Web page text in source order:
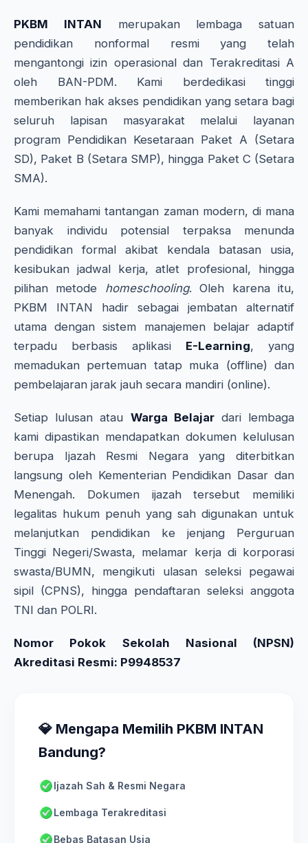
PKBM INTAN merupakan lembaga satuan
pendidikan nonformal resmi yang telah
mengantongi izin operasional dan Terakreditasi A
oleh BAN-PDM. Kami berdedikasi tinggi
memberikan hak akses pendidikan yang setara bagi
seluruh lapisan masyarakat melalui layanan
program Pendidikan Kesetaraan Paket A (Setara
SD), Paket B (Setara SMP), hingga Paket C (Setara
SMA).
Kami memahami tantangan zaman modern, di mana
banyak individu potensial terpaksa menunda
pendidikan formal akibat kendala batasan usia,
kesibukan jadwal kerja, atlet profesional, hingga
pilihan metode homeschooling. Oleh karena itu,
PKBM INTAN hadir sebagai jembatan alternatif
utama dengan sistem manajemen belajar adaptif
terpadu berbasis aplikasi E-Learning, yang
memadukan pertemuan tatap muka (offline) dan
pembelajaran jarak jauh secara mandiri (online).
Setiap lulusan atau Warga Belajardari lembaga
kami dipastikan mendapatkan dokumen kelulusan
berupa Ijazah Resmi Negara yang diterbitkan
langsung oleh Kementerian Pendidikan Dasar dan
Menengah. Dokumen ijazah tersebut memiliki
legalitas hukum penuh yang sah digunakan untuk
melanjutkan pendidikan ke jenjang Perguruan
Tinggi Negeri/Swasta, melamar kerja di korporasi
swasta/BUMN, mengikuti ulasan seleksi pegawai
sipil (CPNS), hingga pendaftaran seleksi anggota
TNI dan POLRI.
Nomor Pokok Sekolah Nasional (NPSN)
Akreditasi Resmi: P9948537
💎 Mengapa Memilih PKBM INTAN
Bandung?
Ijazah Sah & Resmi Negara
Lembaga Terakreditasi
Bebas Batasan Usia